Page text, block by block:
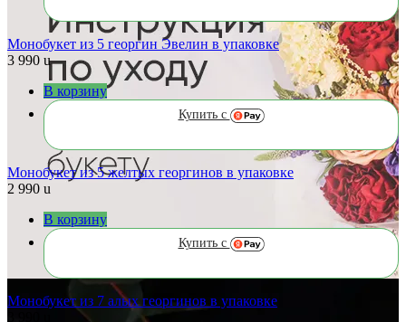
Монобукет из 5 георгин Эвелин в упаковке
3 990 u
В корзину
Купить с
Монобукет из 5 желтых георгинов в упаковке
2 990 u
В корзину
Купить с
Монобукет из 7 алых георгинов в упаковке